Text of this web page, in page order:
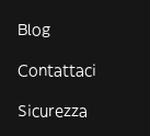
Blog
Contattaci
Sicurezza